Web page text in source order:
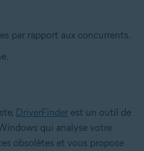
par rapport aux concurrents.
DriverFinder est un outil de
qui analyse votre
obsolètes et vous propose